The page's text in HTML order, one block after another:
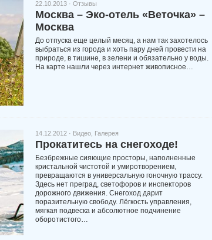
22.10.2013 · Отзывы
Москва – Эко-отель «Веточка» –
Москва
До отпуска еще целый месяц, а нам так захотелось
выбраться из города и хоть пару дней провести на
природе, в тишине, в зелени и обязательно у воды.
На карте нашли через интернет живописное…
14.12.2012 · Видео Галерея
Прокатитесь на снегоходе!
Безбрежные сияющие просторы, наполненные
кристальной чистотой и умиротворением,
превращаются в универсальную гоночную трассу.
Здесь нет преград, светофоров и инспекторов
дорожного движения. Снегоход дарит
поразительную свободу. Лёгкость управления,
мягкая подвеска и абсолютное подчинение
оборотистого…